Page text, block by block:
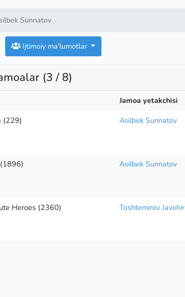
Sunnatov
Ijtimoiy ma'lumotlar
(3 / 8)
Jamoa yetakchisi
(229)
Asilbek Sunnatov
Asilbek Sunnatov
Heroes (2360)
Toshtemirov Javohir